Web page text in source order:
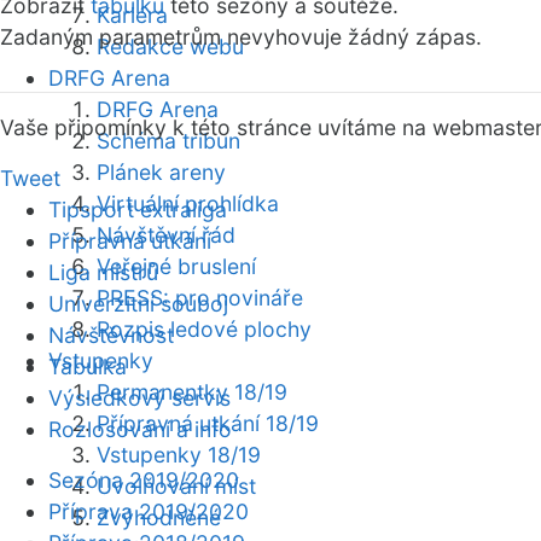
Kariéra
Redakce webu
DRFG Arena
DRFG Arena
Schéma tribun
Plánek areny
Virtuální prohlídka
Návštěvní řád
Veřejné bruslení
PRESS: pro novináře
Rozpis ledové plochy
Vstupenky
Permanentky 18/19
Přípravná utkání 18/19
Vstupenky 18/19
Uvolňování míst
Zvýhodněné
Zobrazit tabulku této sezóny a soutěže.
Zadaným parametrům nevyhovuje žádný zápas.
Vaše připomínky k této stránce uvítáme na webmaster
Tweet
Tipsport extraliga
Přípravná utkání
Liga mistrů
Univerzitní souboj
Návštěvnost
Tabulka
Výsledkový servis
Rozlosování a info
Sezóna 2019/2020
Příprava 2019/2020